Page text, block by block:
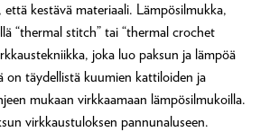
kestävä materiaali. Lämpösilmukka,
“thermal stitch” tai “thermal crochet
joka luo paksun ja lämpöä
on täydellistä kuumien kattiloiden ja
mukaan virkkaamaan lämpösilmukoilla.
virkkaustuloksen pannunaluseen.